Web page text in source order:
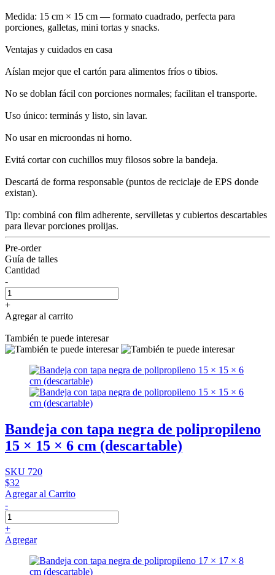
Medida: 15 cm × 15 cm — formato cuadrado, perfecta para
porciones, galletas, mini tortas y snacks.
Ventajas y cuidados en casa
Aíslan mejor que el cartón para alimentos fríos o tibios.
No se doblan fácil con porciones normales; facilitan el transporte.
Uso único: terminás y listo, sin lavar.
No usar en microondas ni horno.
Evitá cortar con cuchillos muy filosos sobre la bandeja.
Descartá de forma responsable (puntos de reciclaje de EPS donde
existan).
Tip: combiná con film adherente, servilletas y cubiertos descartables
para llevar porciones prolijas.
Pre-order
Guía de talles
Cantidad
-
+
Agregar al carrito
También te puede interesar
Bandeja con tapa negra de polipropileno
15 × 15 × 6 cm (descartable)
SKU 720
$32
Agregar al Carrito
-
+
Agregar